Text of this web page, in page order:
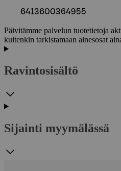
6413600364955
Päivitämme palvelun tuotetietoja
kuitenkin tarkistamaan ainesosat
Ravintosisältö
Sijainti myymälässä